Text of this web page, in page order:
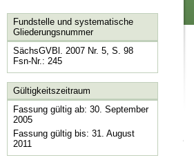
Fundstelle und systematische
Gliederungsnummer
SächsGVBl. 2007 Nr. 5, S. 98
Fsn-Nr.: 245
Gültigkeitszeitraum
Fassung gültig ab: 30. September
2005
Fassung gültig bis: 31. August
2011